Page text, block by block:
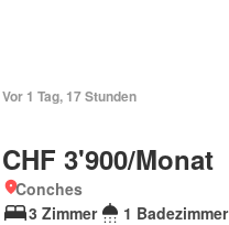
Vor 1 Tag, 17 Stunden
CHF 3'900/Monat
Conches
3 Zimmer
1 Badezimmer